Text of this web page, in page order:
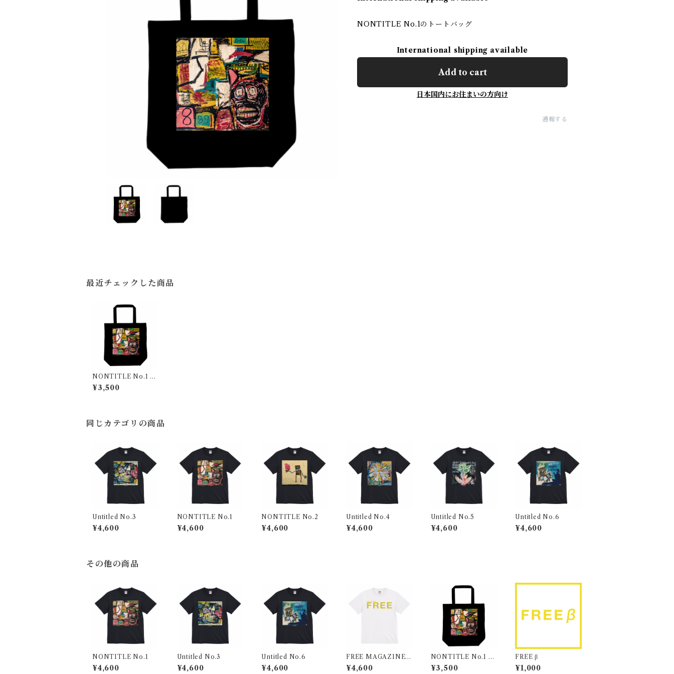
NONTITLE No.1のトートバッグ
International shipping available
Add to cart
日本国内にお住まいの方向け
通報する
最近チェックした商品
NONTITLE No.1 ト
ートバッグ
¥3,500
同じカテゴリの商品
Untitled No.3
¥4,600
NONTITLE No.1
¥4,600
NONTITLE No.2
¥4,600
Untitled No.4
¥4,600
Untitled No.5
¥4,600
Untitled No.6
¥4,600
その他の商品
NONTITLE No.1
¥4,600
Untitled No.3
¥4,600
Untitled No.6
¥4,600
FREE MAGAZINE F
REEロゴTシャツ
¥4,600
NONTITLE No.1 ト
ートバッグ
¥3,500
FREE β
¥1,000